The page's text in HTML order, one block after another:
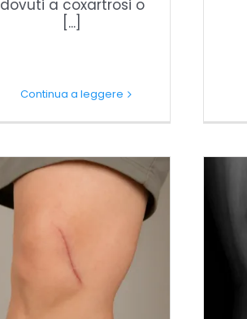
dovuti a coxartrosi o
[...]
Continua a leggere